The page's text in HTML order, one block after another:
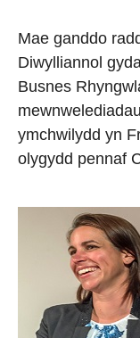
Mae ganddo
Diwylliannol
Busnes
ymchwilydd yn
olygydd pennaf